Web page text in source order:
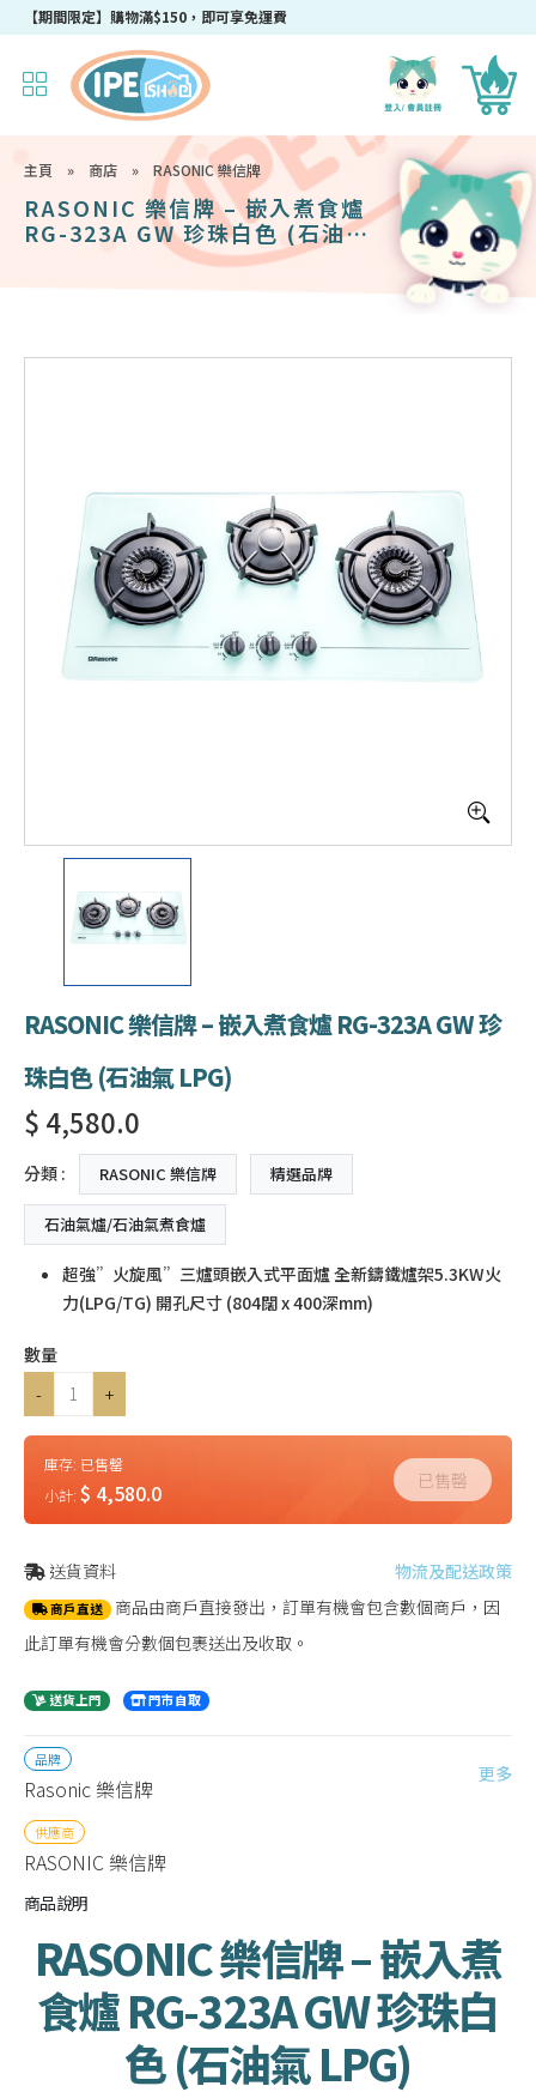
成為IPEshop會員，新會員即可獲得迎新$50購物優惠碼！
主頁 » 商店 » RASONIC 樂信牌
RASONIC 樂信牌 – 嵌入煮食爐
RG-323A GW 珍珠白色 (石油氣
RASONIC 樂信牌 – 嵌入煮食爐 RG-323A GW 珍
珠白色 (石油氣 LPG)
$ 4,580.0
分類 : RASONIC 樂信牌 精選品牌
石油氣爐/石油氣煮食爐
超強”火旋風”三爐頭嵌入式平面爐 全新鑄鐵爐架5.3KW火
力(LPG/TG) 開孔尺寸 (804闊 x 400深mm)
數量
-
+
庫存: 已售罄
小計: $ 4,580.0 已售罄
送貨資料 物流及配送政策
商戶直送 商品由商戶直接發出，訂單有機會包含數個商戶，因
此訂單有機會分數個包裹送出及收取。
送貨上門 門市自取
品牌
Rasonic 樂信牌
更多
供應商
RASONIC 樂信牌
商品說明
RASONIC 樂信牌 – 嵌入煮
食爐 RG-323A GW 珍珠白
色 (石油氣 LPG)